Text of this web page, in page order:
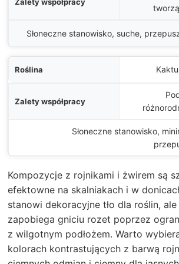
Słoneczne stanowisko, suche,
Słoneczne stanowisko,
Kompozycje z rojnikami i żwirem są
efektowne na skalniakach i w
stanowi dekoracyjne tło dla roślin,
zapobiega gniciu rozet poprzez
z wilgotnym podłożem. Warto
kolorach kontrastujących z barwą